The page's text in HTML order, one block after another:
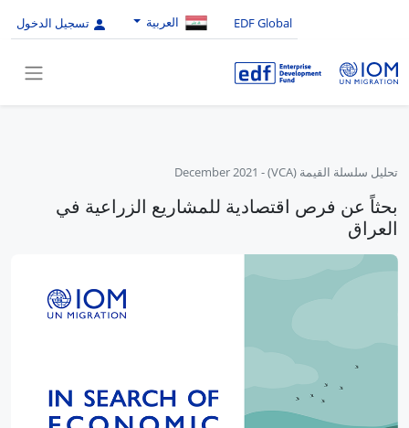
EDF Global العربية تسجيل الدخول
تحليل سلسلة القيمة (VCA) -
December 2021
بحثاً عن فرص اقتصادية للمشاريع الزراعية في
العراق